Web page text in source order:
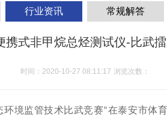
行业资讯 常规解答
携式非甲烷总烃测试仪-比武
时间：2020-10-27 08:11:17 浏览次数：
境监管技术比武竞赛”在泰安市体